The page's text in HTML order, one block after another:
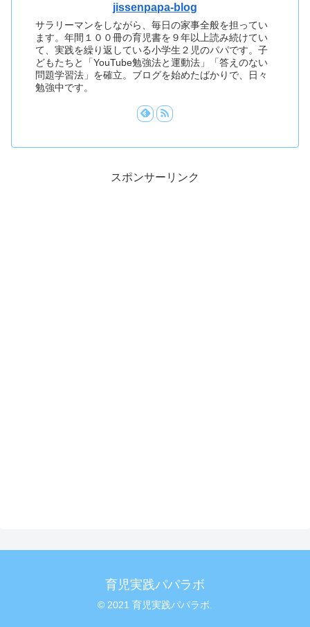
jissenpapa-blog
サラリーマンをしながら、毎日の家事全般を担ってい
ます。年間１００冊の育児書を９年以上読み続けてい
て、実践を繰り返している小学生２児のパパです。子
どもたちと「YouTube勉強法と運動法」「答えのない
問題学習法」を確立。ブログを始めたばかりで、日々
勉強中です。
スポンサーリンク
育児実践パパラボ
© 2021 育児実践パパラボ.